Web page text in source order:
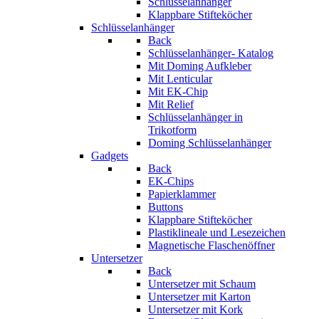
Klappbare Stifteköcher
Schlüsselanhänger
Back
Schlüsselanhänger- Katalog
Mit Doming Aufkleber
Mit Lenticular
Mit EK-Chip
Mit Relief
Schlüsselanhänger in
Trikotform
Doming Schlüsselanhänger
Gadgets
Back
EK-Chips
Papierklammer
Buttons
Klappbare Stifteköcher
Plastiklineale und Lesezeichen
Magnetische Flaschenöffner
Untersetzer
Back
Untersetzer mit Schaum
Untersetzer mit Karton
Untersetzer mit Kork